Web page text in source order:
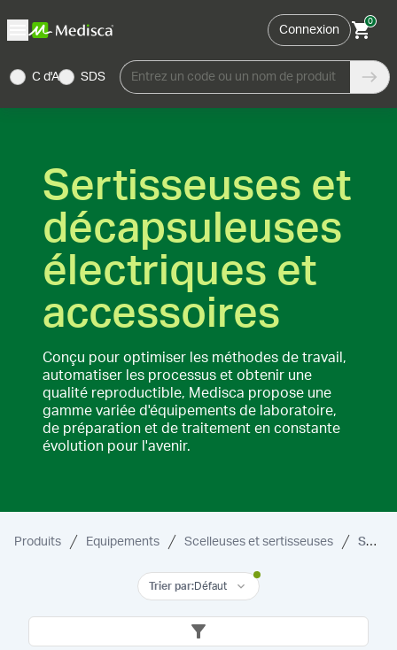
Connexion
0
C d'A SDS Entrez un code ou un nom de produit
Sertisseuses et
décapsuleuses
électriques et
accessoires
Conçu pour optimiser les méthodes de travail,
automatiser les processus et obtenir une
qualité reproductible, Medisca propose une
gamme variée d'équipements de laboratoire,
de préparation et de traitement en constante
évolution pour l'avenir.
Produits Equipements Scelleuses et sertisseuses Sertisseuses et décapsuleuses électriques et accessoires
Trier par:Défaut